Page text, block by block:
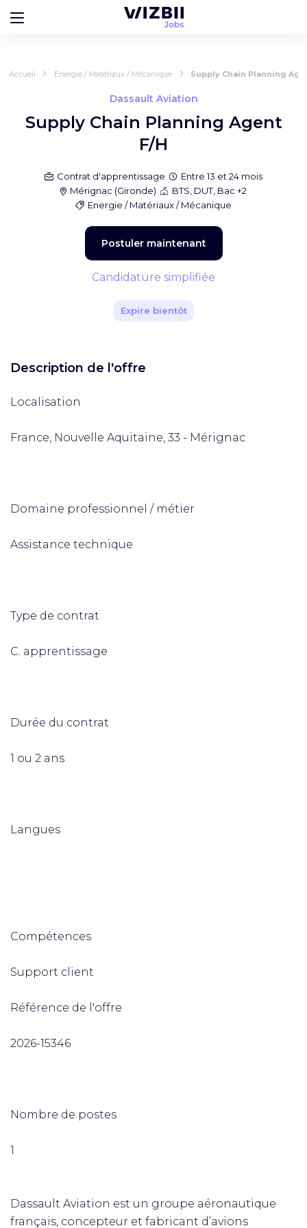
Accueil Energie / Matériaux / Mécanique Supply Chain Planning
Dassault Aviation
Supply Chain Planning Agent
F/H
Contrat d'apprentissage
Entre 13 et 24 mois
Mérignac (Gironde)
BTS, DUT, Bac +2
Energie / Matériaux / Mécanique
Postuler maintenant
Candidature simplifiée
Expire bientôt
Description de l'offre
Localisation
France, Nouvelle Aquitaine, 33 - Mérignac
Domaine professionnel / métier
Assistance technique
Type de contrat
C. apprentissage
Durée du contrat
1 ou 2 ans
Langues
Compétences
Support client
Référence de l'offre
2026-15346
Nombre de postes
1
Dassault Aviation est un groupe aéronautique
français, concepteur et fabricant d’avions